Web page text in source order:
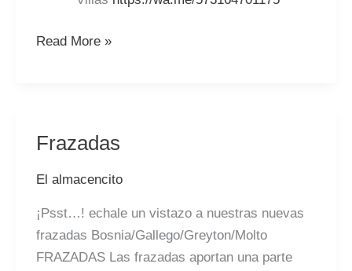
Read More »
Frazadas
El almacencito
¡Psst…! echale un vistazo a nuestras nuevas
frazadas Bosnia/Gallego/Greyton/Molto
FRAZADAS Las frazadas aportan una parte
Frazadas